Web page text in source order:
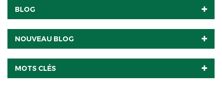
BLOG
NOUVEAU BLOG
MOTS CLÉS